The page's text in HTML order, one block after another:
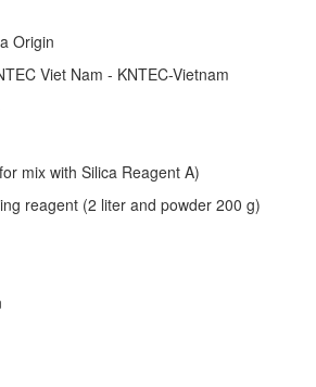
Origin
Viet Nam - KNTEC-Vietnam
mix with Silica Reagent A)
reagent (2 liter and powder 200 g)